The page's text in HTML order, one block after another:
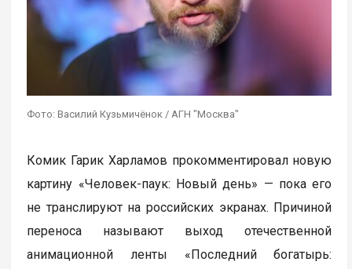
Фото: Василий Кузьмичёнок / АГН "Москва"
Комик Гарик Харламов прокомментировал новую
картину «Человек-паук: Новый день» — пока его
не транслируют на российских экранах. Причиной
переноса называют выход отечественной
анимационной ленты «Последний богатырь: